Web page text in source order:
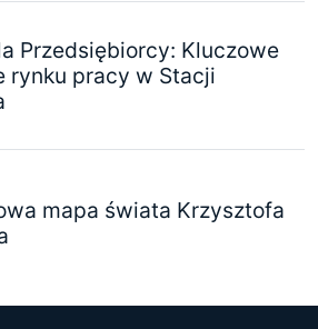
Przedsiębiorcy: Kluczowe
rynku pracy w Stacji
mapa świata Krzysztofa